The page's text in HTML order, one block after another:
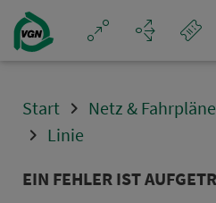
Navigation überspringen
Start Netz & Fahrpläne
Linie
EIN FEHLER IST